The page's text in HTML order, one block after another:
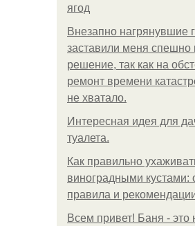
ягод
Внезапно нагрянувшие
заставили меня спешно
решение, так как на
ремонт времени
не хватало.
Интересная идея для
туалета.
Как правильно
виноградными кустами:
правила и
Всем привет! Баня - это